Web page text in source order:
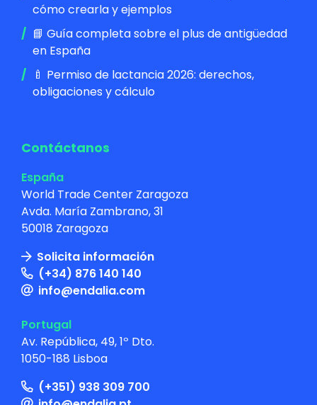
cómo crearla y ejemplos
📘 Guía completa sobre el plus de antigüedad
en España
🍼 Permiso de lactancia 2026: derechos,
obligaciones y cálculo
Contáctanos
España
World Trade Center Zaragoza
Avda. María Zambrano, 31
50018 Zaragoza
Solicita información
(+34) 876 140 140
info@endalia.com
Portugal
Av. República, 49, 1º Dto.
1050-188 Lisboa
(+351) 938 309 700